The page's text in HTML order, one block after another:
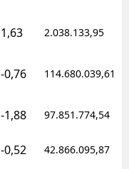
1,63 2.038.133,95
-0,76 114.680.039,61
-1,88 97.851.774,54
-0,52 42.866.095,87